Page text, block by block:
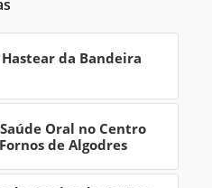
Hastear da Bandeira
Oral no Centro
de Algodres